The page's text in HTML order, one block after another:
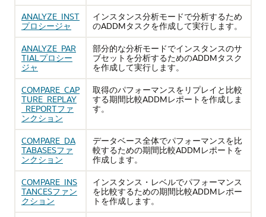
ANALYZE_INST
プロシージャ
インスタンス分析モードで分析するため
のADDMタスクを作成して実行します。
ANALYZE_PAR
TIALプロシー
ジャ
部分的な分析モードでインスタンスのサ
ブセットを分析するためのADDMタスク
を作成して実行します。
COMPARE_CAP
TURE_REPLAY
_REPORTファ
ンクション
取得のパフォーマンスをリプレイと比較
する期間比較ADDMレポートを作成しま
す。
COMPARE_DA
TABASESファ
ンクション
データベース全体でパフォーマンスを比
較するための期間比較ADDMレポートを
作成します。
COMPARE_INS
TANCESファン
クション
インスタンス・レベルでパフォーマンス
を比較するための期間比較ADDMレポー
トを作成します。